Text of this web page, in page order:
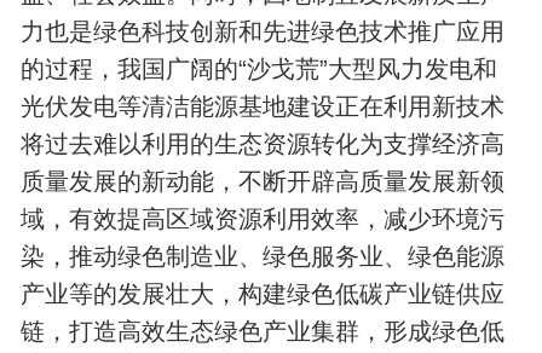
力也是绿色科技创新和先进绿色技术推广应用
的过程，我国广阔的“沙戈荒”大型风力发电和
光伏发电等清洁能源基地建设正在利用新技术
将过去难以利用的生态资源转化为支撑经济高
质量发展的新动能，不断开辟高质量发展新领
域，有效提高区域资源利用效率，减少环境污
染，推动绿色制造业、绿色服务业、绿色能源
产业等的发展壮大，构建绿色低碳产业链供应
链，打造高效生态绿色产业集群，形成绿色低